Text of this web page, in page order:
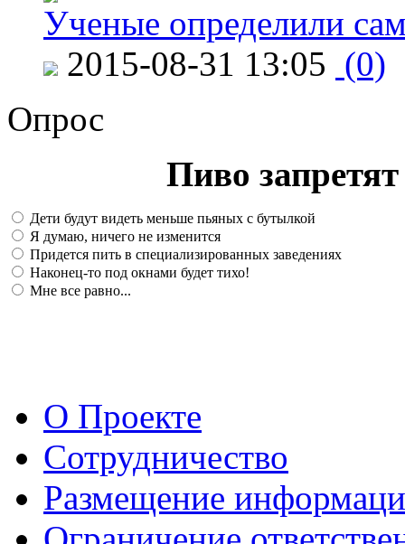
Ученые определили
2015-08-31 13:05 (0)
Опрос
Пиво
Дети будут видеть меньше пьяных с бутылкой
Я думаю, ничего не изменится
Придется пить в специализированных заведениях
Наконец-то под окнами будет тихо!
Мне все равно...
О Проекте
Сотрудничество
Размещение